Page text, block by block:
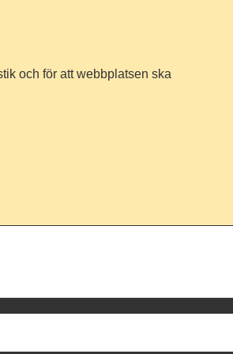
och för att webbplatsen ska